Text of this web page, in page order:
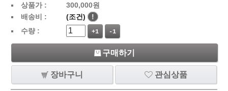
상품가 : 300,000원
배송비 :
(조건)
!
수량 :
+1 -1
구매하기
장바구니 관심상품